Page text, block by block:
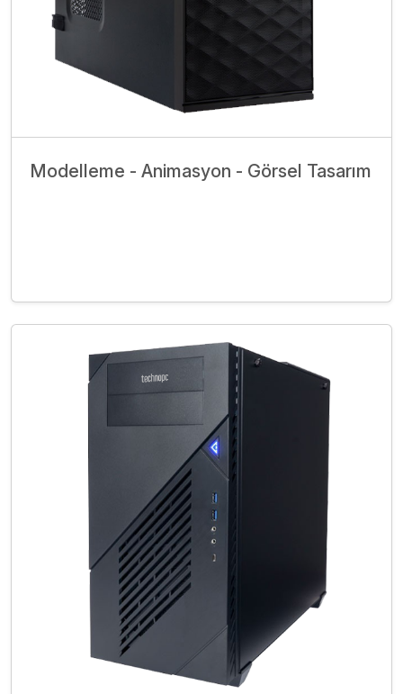
Modelleme - Animasyon - Görsel Tasarım